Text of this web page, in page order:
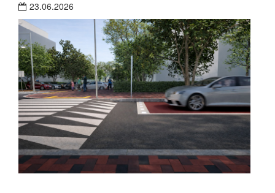
23.06.2026